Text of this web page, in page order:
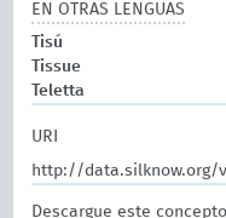
EN OTRAS LENGUAS
Tisú
Tissue
Teletta
URI
http://data.silknow.org/
Descargue este